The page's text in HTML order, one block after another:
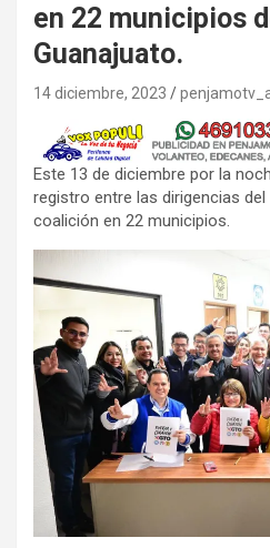
en 22 municipios
Guanajuato.
14 diciembre, 2023
Este 13 de diciembre por la
registro entre las dirigencias del
coalición en 22 municipios.